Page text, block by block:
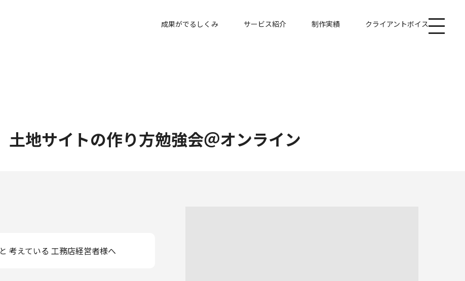
成果がでるしくみ サービス紹介 制作実績 クライアントボイス
土地サイトの作り方勉強会＠オンライン
考えている 工務店経営者様へ